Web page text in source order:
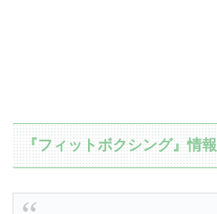
『フィットボクシング』情報